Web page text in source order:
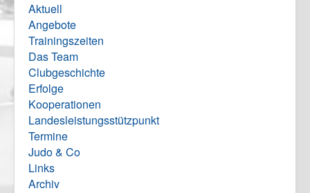
Vereinsinfo
Formulare
Impressum
Aktuell
Angebote
Trainingszeiten
Das Team
Clubgeschichte
Erfolge
Kooperationen
Landesleistungsstützpunkt
Termine
Judo & Co
Links
Archiv